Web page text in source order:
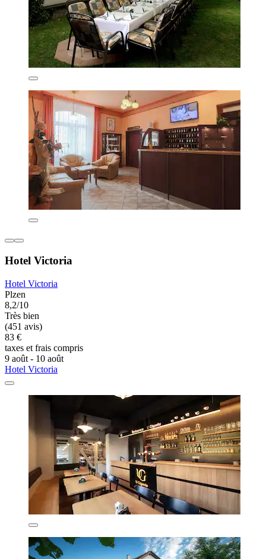
Hotel Victoria
Hotel Victoria
Plzen
8,2/10
Très bien
(451 avis)
83 €
taxes et frais compris
9 août - 10 août
Hotel Victoria